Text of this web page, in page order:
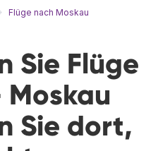
Flüge nach Moskau
Sie Flüge
Sie dort,